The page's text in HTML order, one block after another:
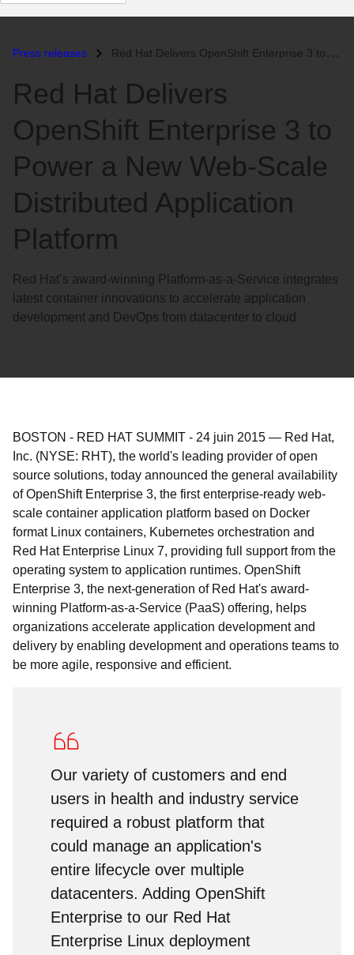
la
Press releases Red Hat Delivers OpenShift Enterprise 3 to Power a New Web-Scale Distr...
Red Hat Delivers
OpenShift Enterprise 3 to
Power a New Web-Scale
Distributed Application
Platform
Red Hat’s award-winning Platform-as-a-Service integrates
latest container innovations to accelerate application
development and DevOps from datacenter to cloud
BOSTON - RED HAT SUMMIT - 24 juin 2015 — Red Hat,
Inc. (NYSE: RHT), the world's leading provider of open
source solutions, today announced the general availability
of OpenShift Enterprise 3, the first enterprise-ready web-
scale container application platform based on Docker
format Linux containers, Kubernetes orchestration and
Red Hat Enterprise Linux 7, providing full support from the
operating system to application runtimes. OpenShift
Enterprise 3, the next-generation of Red Hat's award-
winning Platform-as-a-Service (PaaS) offering, helps
organizations accelerate application development and
delivery by enabling development and operations teams to
be more agile, responsive and efficient.
Our variety of customers and end
users in health and industry service
required a robust platform that
could manage an application's
entire lifecycle over multiple
datacenters. Adding OpenShift
Enterprise to our Red Hat
Enterprise Linux deployment